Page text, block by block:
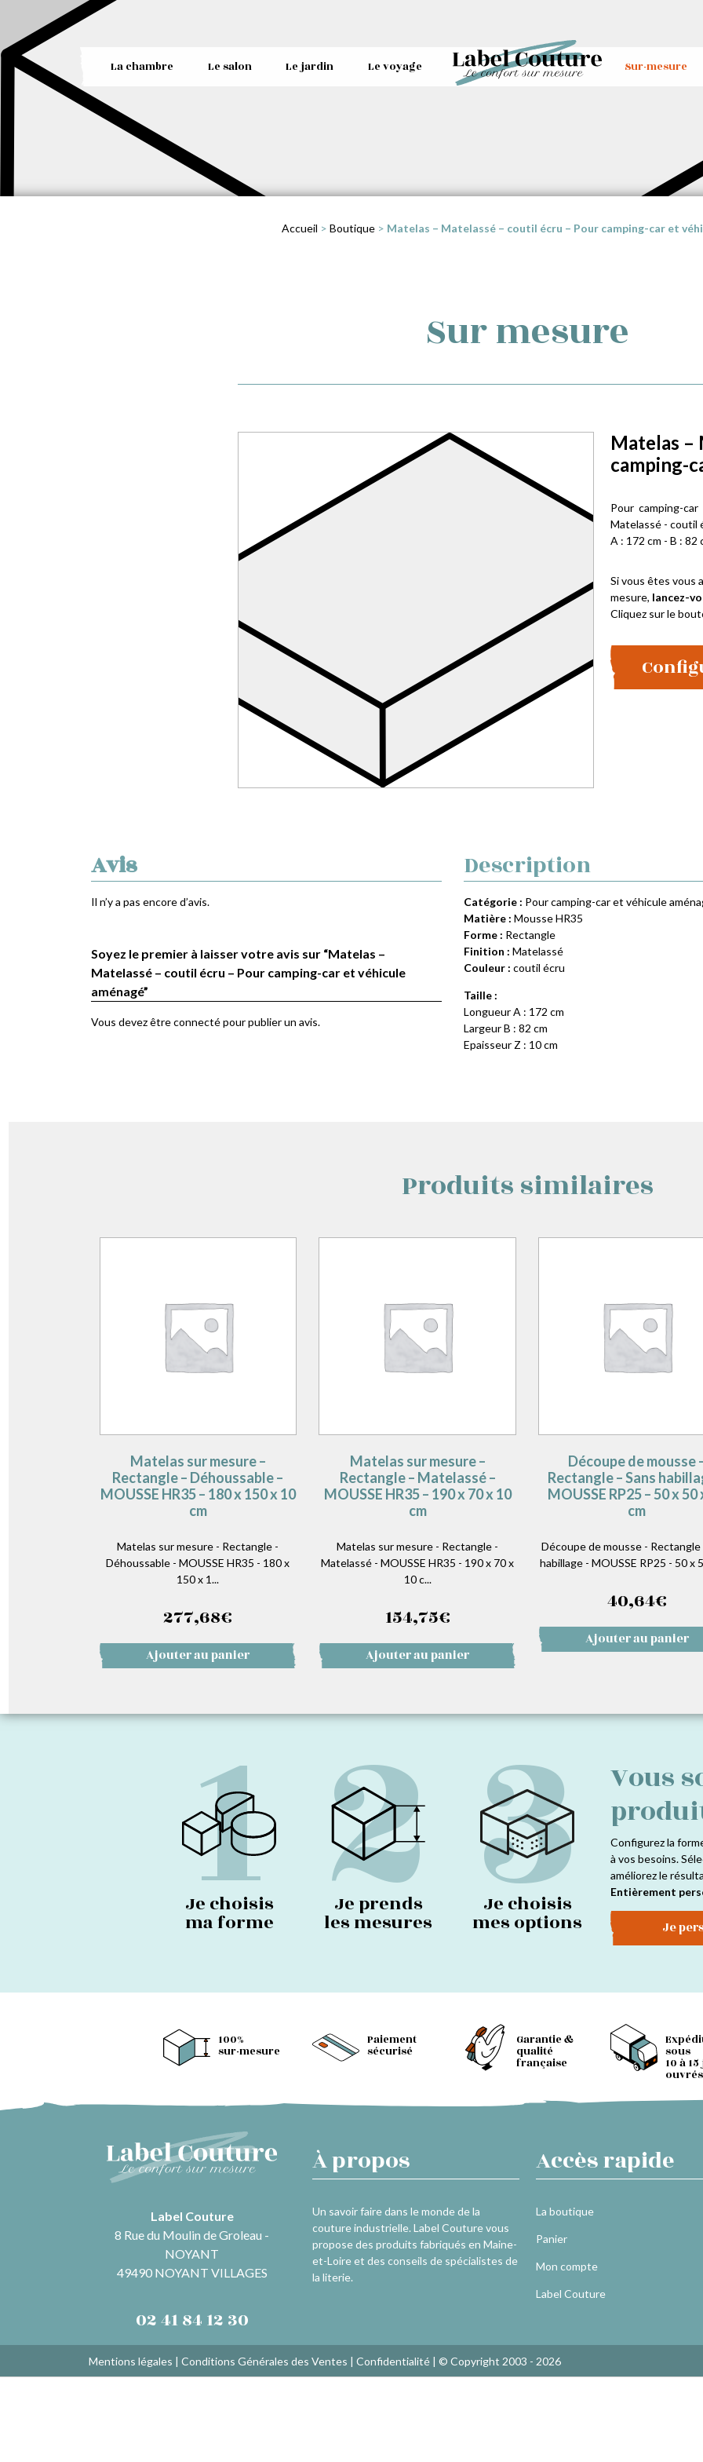
La chambre Le salon Le jardin Le voyage Sur-mesure
Accueil > Boutique> Matelas – Matelassé – coutil écru – Pour camping-car et
Sur mesure
Matelas –
camping-
Pour camping-
Matelassé - coutil
A : 172 cm - B : 82
Si vous êtes vous
mesure, lancez-
Cliquez sur le
Avis
Il n’y a pas encore d’avis.
Soyez le premier à laisser votre avis sur “Matelas –
Matelassé – coutil écru – Pour camping-car et véhicule
aménagé”
Vous devez êtreconnectépour publier un avis.
Description
Catégorie : Pour camping-car et véhicule
Matière : Mousse HR35
Forme : Rectangle
Finition : Matelassé
Couleur : coutil écru
Taille :
Longueur A : 172 cm
Largeur B : 82 cm
Epaisseur Z : 10 cm
Produits similaires
Matelas sur mesure –
Rectangle – Déhoussable –
MOUSSE HR35 – 180 x 150 x 10
cm
Matelas sur mesure - Rectangle -
Déhoussable - MOUSSE HR35 - 180 x
150 x 1...
277,68€
Ajouter au panier
Matelas sur mesure –
Rectangle – Matelassé –
MOUSSE HR35 – 190 x 70 x 10
cm
Matelas sur mesure - Rectangle -
Matelassé - MOUSSE HR35 - 190 x 70 x
10 c...
154,75€
Ajouter au panier
Découpe de mousse
Rectangle – Sans
MOUSSE RP25 – 50 x 50
cm
Découpe de mousse - Rectangle
habillage - MOUSSE RP25 - 50 x
40,64€
Ajouter au panier
1
Je choisis
ma forme 2
Je prends
les mesures 3
Je choisis
mes options
Vous
Configurez la
à vos besoins.
améliorez le
Entièrement
Je
100%
sur-mesure
Paiement
sécurisé
Garantie &
qualité
française
sous
10 à
ouvrés
Label Couture
8 Rue du Moulin de Groleau -
NOYANT
49490 NOYANT VILLAGES
02 41 84 12 30
À propos
Un savoir faire dans le monde de la
couture industrielle. Label Couture vous
propose des produits fabriqués en Maine-
et-Loire et des conseils de spécialistes de
la literie.
Accès rapide
La boutique
Panier
Mon compte
Label Couture
Mentions légales | Conditions Générales des Ventes | Confidentialité| © Copyright 2003 - 2026